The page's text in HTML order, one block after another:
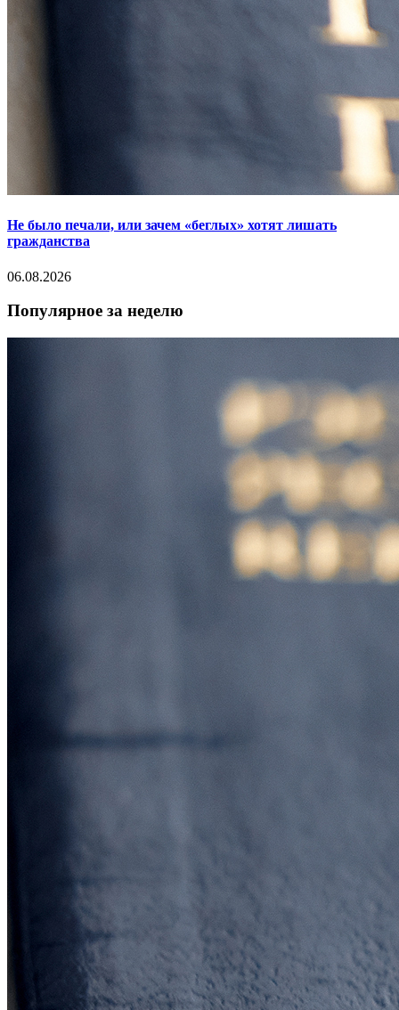
Не было печали, или зачем «беглых» хотят лишать
гражданства
06.08.2026
Популярное за неделю